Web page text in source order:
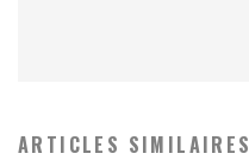
ARTICLES SIMILAIRES